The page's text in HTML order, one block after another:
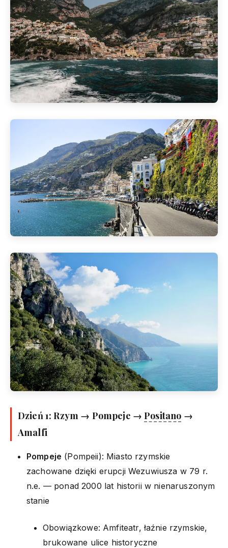
Dzień 1: Rzym → Pompeje →Positano →
Amalfi
Pompeje (Pompeii): Miasto rzymskie
zachowane dzięki erupcji Wezuwiusza w 79 r.
n.e. — ponad 2000 lat historii w nienaruszonym
stanie
Obowiązkowe: Amfiteatr, łaźnie rzymskie,
brukowane ulice historyczne